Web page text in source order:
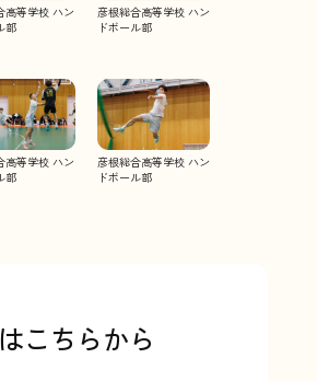
高等学校ハン
部
彦根総合高等学校 ハン
ドボール部
高等学校ハン
部
彦根総合高等学校 ハン
ドボール部
こちらから